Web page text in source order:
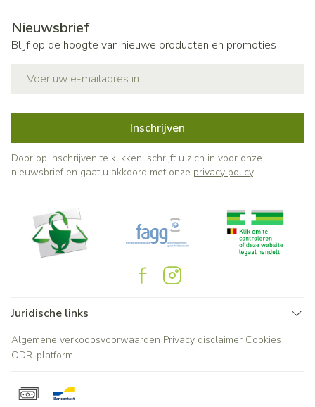
Nieuwsbrief
Blijf op de hoogte van nieuwe producten en promoties
Inschrijven
Door op inschrijven te klikken, schrijft u zich in voor onze
nieuwsbrief en gaat u akkoord met onze privacy policy.
Juridische links
Algemene verkoopsvoorwaarden Privacy disclaimer Cookies
ODR-platform